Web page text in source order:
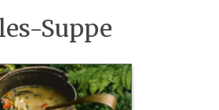
Suppe